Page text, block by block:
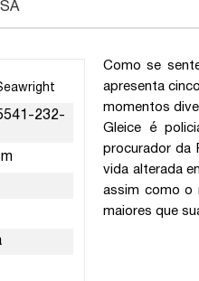
232-
Como se
apresenta
momentos
Gleice é
procurador da
vida alterada
assim como o
maiores que